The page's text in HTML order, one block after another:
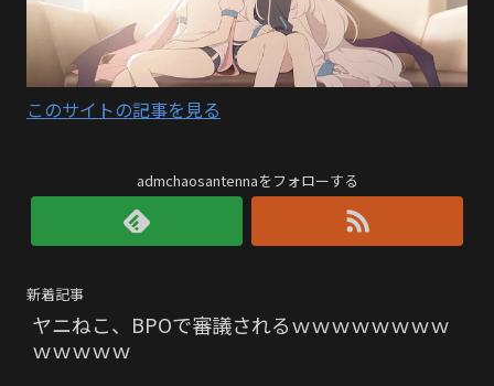
このサイトの記事を見る
admchaosantennaをフォローする
新着記事
ヤニねこ、BPOで審議されるｗｗｗｗｗｗｗｗ
ｗｗｗｗｗ